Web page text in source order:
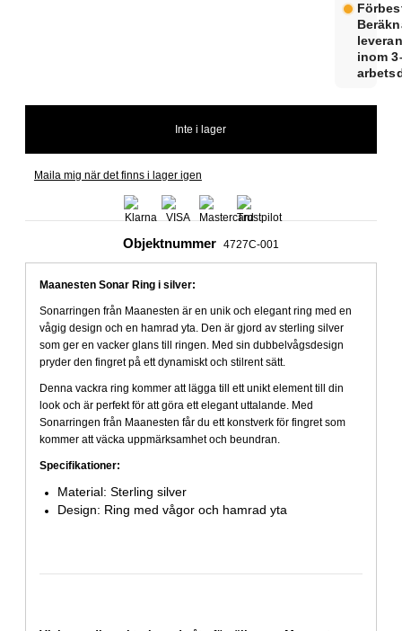
inom
Maila mig när det finns i lager igen
Objektnummer 4727C-001
Maanesten Sonar Ring i silver:
Sonarringen från Maanesten är en unik och elegant ring med en
vågig design och en hamrad yta. Den är gjord av sterling silver
som ger en vacker glans till ringen. Med sin dubbelvågsdesign
pryder den fingret på ett dynamiskt och stilrent sätt.
Denna vackra ring kommer att lägga till ett unikt element till din
look och är perfekt för att göra ett elegant uttalande. Med
Sonarringen från Maanesten får du ett konstverk för fingret som
kommer att väcka uppmärksamhet och beundran.
Specifikationer:
Material: Sterling silver
Design: Ring med vågor och hamrad yta